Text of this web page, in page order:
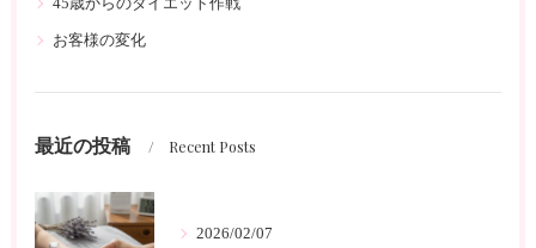
45歳からのダイエット作戦
お客様の変化
最近の投稿 Recent Posts
2026/02/07